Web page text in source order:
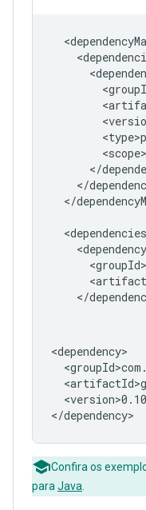
</
Confira os
para Java